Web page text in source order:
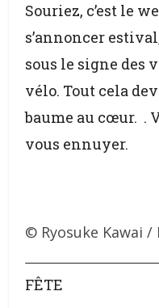
Souriez, c’est le
s’annoncer
sous le signe des
vélo. Tout cela
baume au cœur. .
vous ennuyer.
© Ryosuke Kawai /
FÊTE